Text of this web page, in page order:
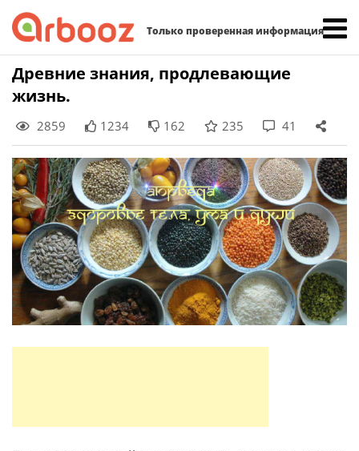
Только проверенная информация
Skip
to
Древние знания, продлевающие
жизнь.
2859 1234 162 235 41
Найти: